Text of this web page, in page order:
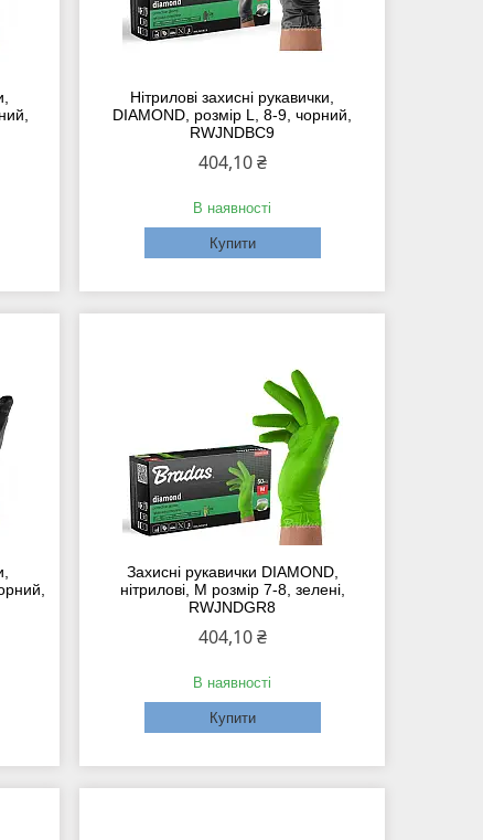
Нітрилові захисні рукавички,
DIAMOND, розмір L, 8-9, чорний,
RWJNDBC9
404,10 ₴
В наявності
Купити
Захисні рукавички DIAMOND,
нітрилові, M розмір 7-8, зелені,
RWJNDGR8
404,10 ₴
В наявності
Купити